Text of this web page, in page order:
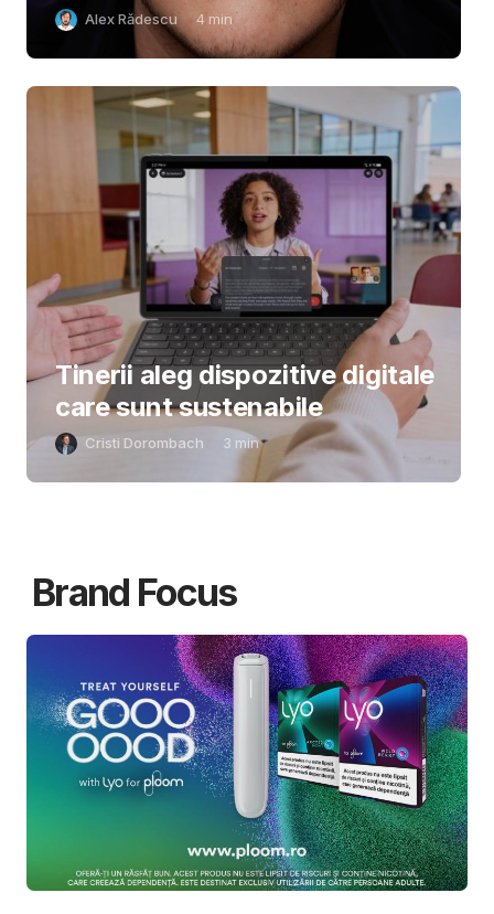
Alex Rădescu 4 min
Tinerii aleg dispozitive digitale
care sunt sustenabile
Cristi Dorombach 3 min
Brand Focus